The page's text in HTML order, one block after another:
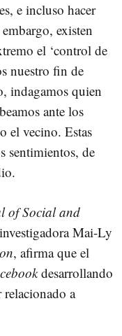
e incluso hacer
existen
el ‘control de
nuestro fin de
indagamos quien
ante los
el vecino. Estas
sentimientos, de
of Social and
Mai-Ly
, afirma que el
desarrollando
relacionado a